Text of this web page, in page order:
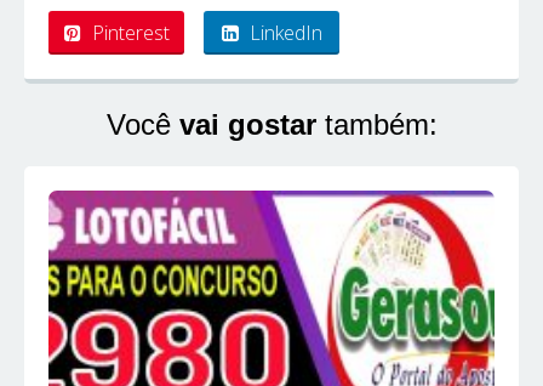
Pinterest LinkedIn
Você vai gostartambém: